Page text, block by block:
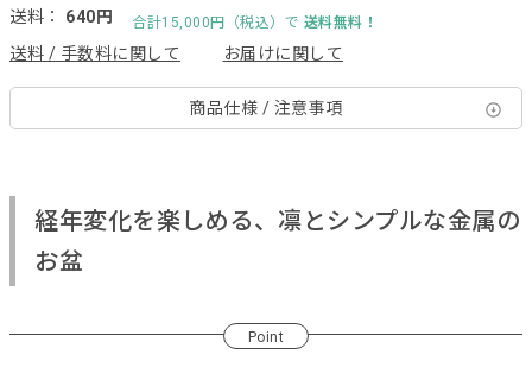
送料： 640円 合計15,000円（税込）で 送料無料！
送料 / 手数料に関して お届けに関して
商品仕様 / 注意事項
経年変化を楽しめる、凛とシンプルな金属の
お盆
Point